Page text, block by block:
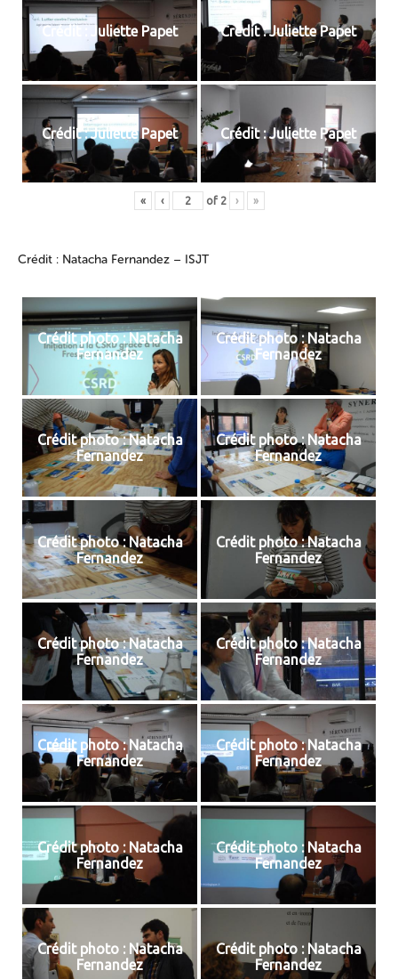
Crédit : Juliette Papet Crédit : Juliette Papet
Crédit : Juliette Papet Crédit : Juliette Papet
« ‹ of 2 › »
Crédit : Natacha Fernandez – ISJT
Crédit photo : Natacha
Fernandez
Crédit photo : Natacha
Fernandez
Crédit photo : Natacha
Fernandez
Crédit photo : Natacha
Fernandez
Crédit photo : Natacha
Fernandez
Crédit photo : Natacha
Fernandez
Crédit photo : Natacha
Fernandez
Crédit photo : Natacha
Fernandez
Crédit photo : Natacha
Fernandez
Crédit photo : Natacha
Fernandez
Crédit photo : Natacha
Fernandez
Crédit photo : Natacha
Fernandez
Crédit photo : Natacha
Fernandez
Crédit photo : Natacha
Fernandez